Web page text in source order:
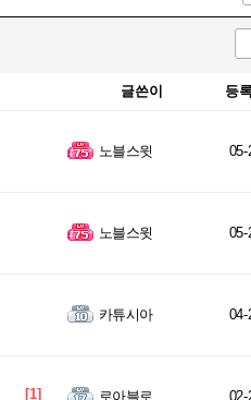
글쓴이 등
노블스윗 05-
노블스윗 05-
카튜시아 04-
[1] 로아블로 02-